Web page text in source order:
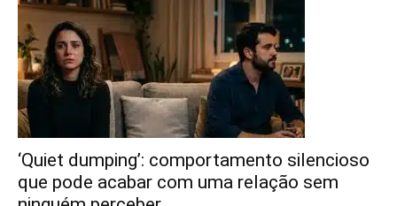
‘Quiet dumping’: comportamento silencioso
que pode acabar com uma relação sem